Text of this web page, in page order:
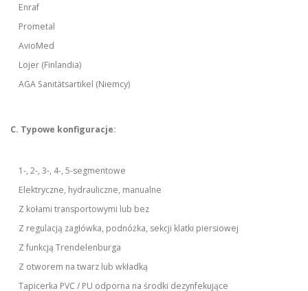
Enraf
Prometal
AvioMed
Lojer (Finlandia)
AGA Sanitätsartikel (Niemcy)
C. Typowe konfiguracje:
1-, 2-, 3-, 4-, 5-segmentowe
Elektryczne, hydrauliczne, manualne
Z kołami transportowymi lub bez
Z regulacją zagłówka, podnóżka, sekcji klatki piersiowej
Z funkcją Trendelenburga
Z otworem na twarz lub wkładką
Tapicerka PVC / PU odporna na środki dezynfekujące